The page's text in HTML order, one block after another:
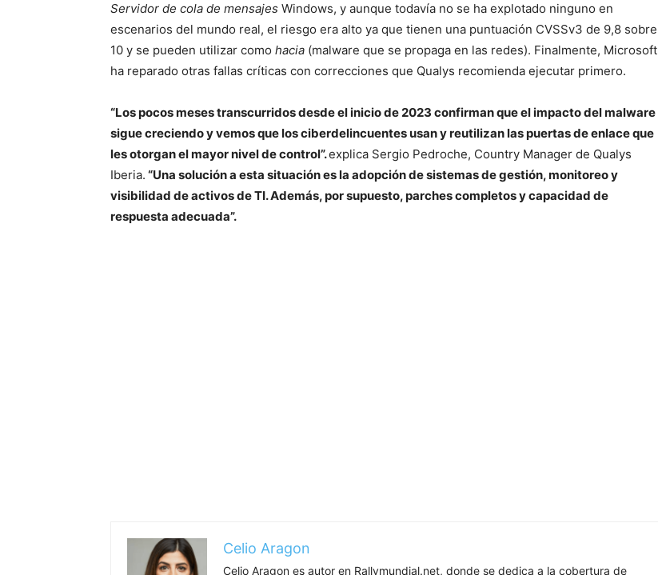
Servidor de cola de mensajes Windows, y aunque todavía no se ha explotado ninguno en
escenarios del mundo real, el riesgo era alto ya que tienen una puntuación CVSSv3 de 9,8 sobre
10 y se pueden utilizar como hacia (malware que se propaga en las redes). Finalmente, Microsoft
ha reparado otras fallas críticas con correcciones que Qualys recomienda ejecutar primero.
“Los pocos meses transcurridos desde el inicio de 2023 confirman que el impacto del malware
sigue creciendo y vemos que los ciberdelincuentes usan y reutilizan las puertas de enlace que
les otorgan el mayor nivel de control”.explica Sergio Pedroche, Country Manager de Qualys
Iberia. “Una solución a esta situación es la adopción de sistemas de gestión, monitoreo y
visibilidad de activos de TI. Además, por supuesto, parches completos y capacidad de
respuesta adecuada”.
Celio Aragon
Celio Aragon es autor en Rallymundial.net, donde se dedica a la cobertura de